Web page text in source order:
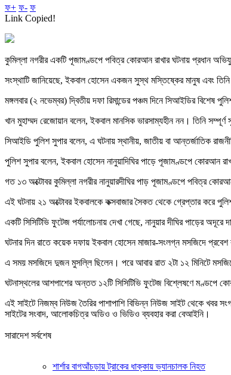
ফ+ ফ- ফ
Link Copied!
কুমিল্লা নগরীর একটি পূজামণ্ডপে পবিত্র কোরআন রাখার ঘটনায় প্রধান
সংস্থাটি জানিয়েছে, ইকবাল হোসেন একজন সুস্থ মস্তিষ্কের মানুষ এবং
মঙ্গলবার (২ নভেম্বর) দ্বিতীয় দফা রিমান্ডের পঞ্চম দিনে সিআইডির বিশেষ
খান মুহাম্মদ রেজোয়ান বলেন, ইকবাল মানসিক ভারসাম্যহীন নন। তিনি
সিআইডি পুলিশ সুপার বলেন, এ ঘটনায় স্থানীয়, জাতীয় বা আন্তর্জাতিক
পুলিশ সুপার বলেন, ইকবাল হোসেন নানুয়াদিঘির পাড়ে পূজামণ্ডপে কোরআন
গত ১৩ অক্টোবর কুমিল্লা নগরীর নানুয়ারদীঘির পাড় পূজামণ্ডপে পবিত্র
এই ঘটনায় ২১ অক্টোবর ইকবালকে কক্সবাজার সৈকত থেকে গ্রেপ্তার করে
একটি সিসিটিভি ফুটেজ পর্যালোচনায় দেখা গেছে, নানুয়ার দীঘির পাড়ের
ঘটনার দিন রাতে কয়েক দফায় ইকবাল হোসেন মাজার-সংলগ্ন মসজিদে
এ সময় মসজিদে দুজন মুসল্লি ছিলেন। পরে আবার রাত ২টা ১২ মিনিটে
ঘটনাস্থলের আশপাশের অন্তত ১২টি সিসিটিভি ফুটেজ বিশ্লেষণে মণ্ডপে
এই সাইটে নিজম্ব নিউজ তৈরির পাশাপাশি বিভিন্ন নিউজ সাইট থেকে
সাইটের সংবাদ, আলোকচিত্র অডিও ও ভিডিও ব্যবহার করা বেআইনি।
সারাদেশ সর্বশেষ
শার্শার বাগআঁচড়ায় ট্রাকের ধাক্কায় ভ্যানচালক নিহত